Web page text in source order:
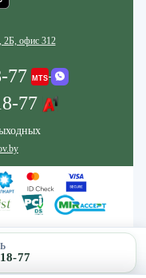
77
2Б, офис 312
77
77